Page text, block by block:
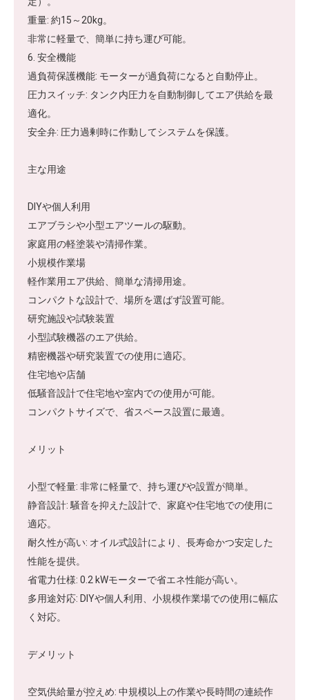
重量: 約15～20kg。
非常に軽量で、簡単に持ち運び可能。
6. 安全機能
過負荷保護機能: モーターが過負荷になると自動停止。
圧力スイッチ: タンク内圧力を自動制御してエア供給を最
適化。
安全弁: 圧力過剰時に作動してシステムを保護。
主な用途
DIYや個人利用
エアブラシや小型エアツールの駆動。
家庭用の軽塗装や清掃作業。
小規模作業場
軽作業用エア供給、簡単な清掃用途。
コンパクトな設計で、場所を選ばず設置可能。
研究施設や試験装置
小型試験機器のエア供給。
精密機器や研究装置での使用に適応。
住宅地や店舗
低騒音設計で住宅地や室内での使用が可能。
コンパクトサイズで、省スペース設置に最適。
メリット
小型で軽量: 非常に軽量で、持ち運びや設置が簡単。
静音設計: 騒音を抑えた設計で、家庭や住宅地での使用に
適応。
耐久性が高い: オイル式設計により、長寿命かつ安定した
性能を提供。
省電力仕様: 0.2 kWモーターで省エネ性能が高い。
多用途対応: DIYや個人利用、小規模作業場での使用に幅広
く対応。
デメリット
空気供給量が控えめ: 中規模以上の作業や長時間の連続作